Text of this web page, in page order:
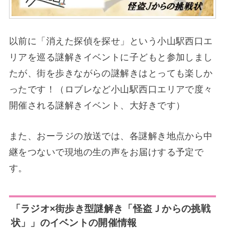
以前に「消えた探偵を探せ」という小山駅西口エ
リアを巡る謎解きイベントに子どもと参加しまし
たが、街を歩きながらの謎解きはとっても楽しか
ったです！（ロブレなど小山駅西口エリアで度々
開催される謎解きイベント、大好きです）
また、おーラジの放送では、各謎解き地点から中
継をつないで現地の生の声をお届けする予定で
す。
「 ラジオ×街歩き型謎解き「怪盗Ｊからの挑戦
状」
」のイベントの開催情報